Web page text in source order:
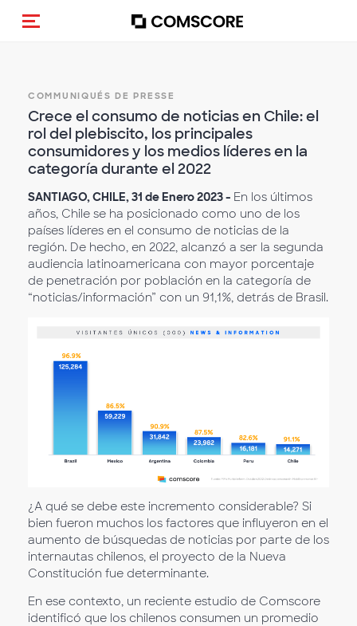
(Des)activer la navigation
COMMUNIQUÉS DE PRESSE
Crece el consumo de noticias en Chile: el
rol del plebiscito, los principales
consumidores y los medios líderes en la
categoría durante el 2022
SANTIAGO, CHILE, 31 de Enero 2023 - En los últimos
años, Chile se ha posicionado como uno de los
países líderes en el consumo de noticias de la
región. De hecho, en 2022, alcanzó a ser la segunda
audiencia latinoamericana con mayor porcentaje
de penetración por población en la categoría de
“noticias/información” con un 91,1%, detrás de Brasil.
¿A qué se debe este incremento considerable? Si
bien fueron muchos los factores que influyeron en el
aumento de búsquedas de noticias por parte de los
internautas chilenos, el proyecto de la Nueva
Constitución fue determinante.
En ese contexto, un reciente estudio de Comscore
identificó que los chilenos consumen un promedio